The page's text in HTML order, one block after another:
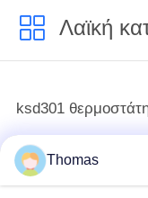
Λαϊκή
ksd301
Χειρωνακτική
Thomas